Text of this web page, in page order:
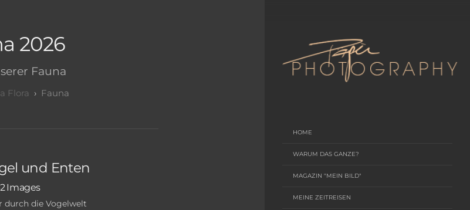
HOME
WARUM DAS GANZE?
MAGAZIN "MEIN BILD"
MEINE ZEITREISEN
2026
Fauna
Flora Fauna
und Enten
durch die Vogelwelt